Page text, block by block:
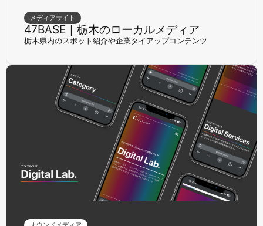
メディアサイト
47BASE｜栃木のローカルメディア
栃木県内のスポット紹介や企業タイアップコンテンツ